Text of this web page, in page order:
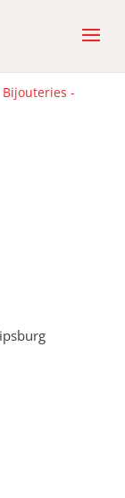
Bijouteries -